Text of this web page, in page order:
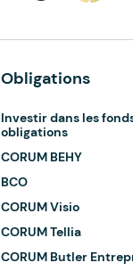
Obligations
Investir dans les
obligations
CORUM BEHY
BCO
CORUM Visio
CORUM Tellia
CORUM Butler